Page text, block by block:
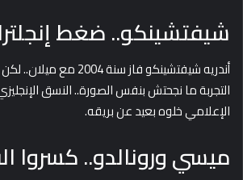
شيفتشينكو.. ضغط إنجلترا
أندريه شيفتشينكو فاز سنة
التجربة ما نجحتش بنفس الصورة.. النسق
الإعلامي خلوه بعيد عن بريقه.
ميسي ورونالدو.. كسروا